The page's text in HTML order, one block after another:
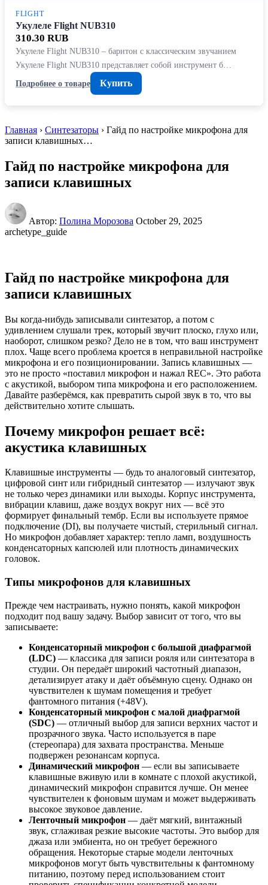
FLIGHT
Укулеле Flight NUB310
310.30 RUB
Укулеле Flight NUB310 – баритон с классическим звучанием
Укулеле Flight NUB310 представляет собой инструмент б…
Подробнее о товаре
Купить
Главная › Синтезаторы › Гайд по настройке микрофона для
записи клавишных…
Гайд по настройке микрофона для
записи клавишных
Автор: Полина Морозова October 29, 2025
archetype_guide
Гайд по настройке микрофона для
записи клавишных
Вы когда-нибудь записывали синтезатор, а потом с
удивлением слушали трек, который звучит плоско, глухо или,
наоборот, слишком резко? Дело не в том, что ваш инструмент
плох. Чаще всего проблема кроется в неправильной настройке
микрофона и его позиционировании. Запись клавишных —
это не просто «поставил микрофон и нажал REC». Это работа
с акустикой, выбором типа микрофона и его расположением.
Давайте разберёмся, как превратить сырой звук в то, что вы
действительно хотите слышать.
Почему микрофон решает всё:
акустика клавишных
Клавишные инструменты — будь то аналоговый синтезатор,
цифровой синт или гибридный синтезатор — излучают звук
не только через динамики или выходы. Корпус инструмента,
вибрации клавиш, даже воздух вокруг них — всё это
формирует финальный тембр. Если вы используете прямое
подключение (DI), вы получаете чистый, стерильный сигнал.
Но микрофон добавляет характер: тепло ламп, воздушность
конденсаторных капсюлей или плотность динамических
головок.
Типы микрофонов для клавишных
Прежде чем настраивать, нужно понять, какой микрофон
подходит под вашу задачу. Выбор зависит от того, что вы
записываете:
Конденсаторный микрофон с большой диафрагмой
(LDC) — классика для записи рояля или синтезатора в
студии. Он передаёт широкий частотный диапазон,
детализирует атаку и даёт объёмную сцену. Однако он
чувствителен к шумам помещения и требует
фантомного питания (+48V).
Конденсаторный микрофон с малой диафрагмой
(SDC) — отличный выбор для записи верхних частот и
прозрачного звука. Часто используется в паре
(стереопара) для захвата пространства. Меньше
подвержен резонансам корпуса.
Динамический микрофон — если вы записываете
клавишные вживую или в комнате с плохой акустикой,
динамический микрофон справится лучше. Он менее
чувствителен к фоновым шумам и может выдерживать
высокое звуковое давление.
Ленточный микрофон — даёт мягкий, винтажный
звук, сглаживая резкие высокие частоты. Это выбор для
джаза или эмбиента, но он требует бережного
обращения. Некоторые старые модели ленточных
микрофонов могут быть чувствительны к фантомному
питанию, поэтому перед использованием стоит